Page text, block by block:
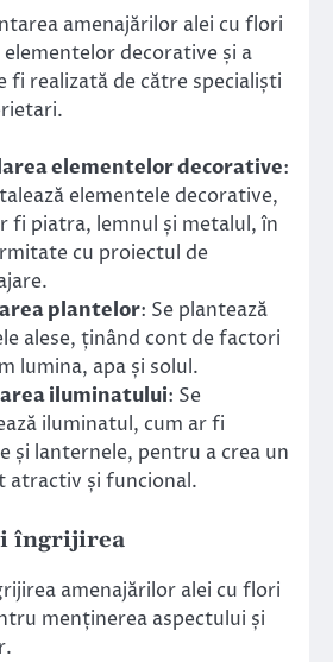
amenajărilor alei cu flori
decorative și a
fi realizată de către specialiști
elementelor decorative:
elementele decorative,
fi piatra, lemnul și metalul, în
cu proiectul de
plantelor: Se plantează
alese, ținând cont de factori
lumina, apa și solul.
iluminatului: Se
iluminatul, cum ar fi
și lanternele, pentru a crea un
atractiv și funcional.
îngrijirea
amenajărilor alei cu flori
menținerea aspectului și